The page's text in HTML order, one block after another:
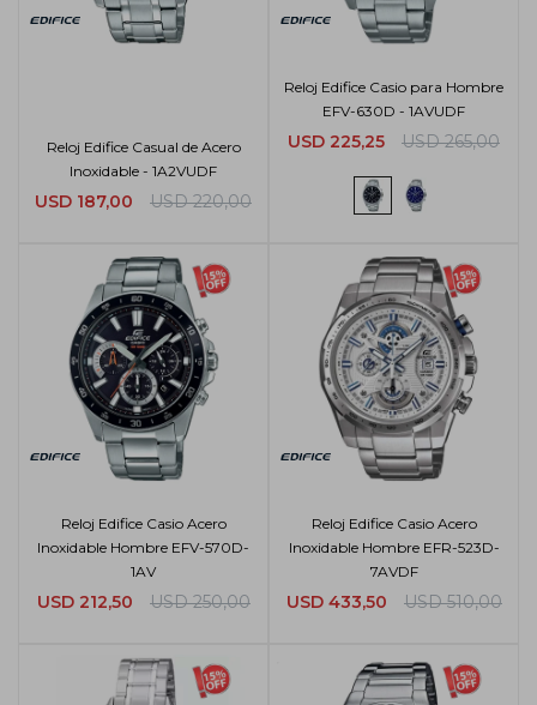
Reloj Edifice Casual de Acero
Inoxidable - 1A2VUDF
USD 187,00 USD 220,00
Reloj Edifice Casio para Hombre
EFV-630D - 1AVUDF
USD 225,25 USD 265,00
Reloj Edifice Casio Acero
Inoxidable Hombre EFV-570D-
1AV
USD 212,50 USD 250,00
Reloj Edifice Casio Acero
Inoxidable Hombre EFR-523D-
7AVDF
USD 433,50 USD 510,00